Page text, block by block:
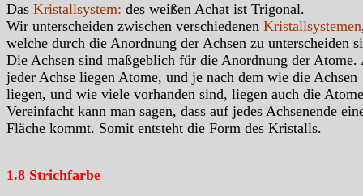
Das Kristallsystem: des weißen Achat ist Trigonal.
Wir unterscheiden zwischen verschiedenen Kristallsystemen
welche durch die Anordnung der Achsen zu unterscheiden
Die Achsen sind maßgeblich für die Anordnung der Atome.
jeder Achse liegen Atome, und je nach dem wie die Achsen
liegen, und wie viele vorhanden sind, liegen auch die
Vereinfacht kann man sagen, dass auf jedes Achsenende
Fläche kommt. Somit entsteht die Form des Kristalls.
1.8 Strichfarbe